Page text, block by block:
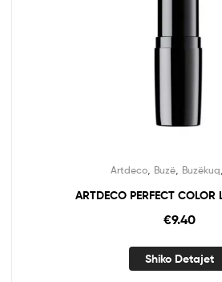
Artdeco Buzë Buzëkuq
ARTDECO PERFECT COLOR
€9.40
Shiko Detajet